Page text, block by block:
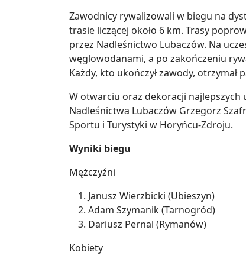
Zawodnicy rywalizowali w biegu na
trasie liczącej około 6 km. Trasy
przez Nadleśnictwo Lubaczów. Na
węglowodanami, a po zakończeniu
Każdy, kto ukończył zawody, otrzymał
W otwarciu oraz dekoracji najlepszych
Nadleśnictwa Lubaczów Grzegorz
Sportu i Turystyki w Horyńcu-Zdroju.
Wyniki biegu
Mężczyźni
Janusz Wierzbicki (Ubieszyn)
Adam Szymanik (Tarnogród)
Dariusz Pernal (Rymanów)
Kobiety